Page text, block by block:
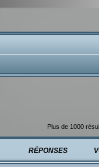
Plus de 1000
RÉPONSES